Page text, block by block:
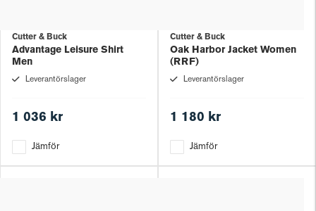
Cutter & Buck
Advantage Leisure Shirt
Men
Leverantörslager
1 036 kr
Jämför
Cutter & Buck
Oak Harbor Jacket Women
(RRF)
Leverantörslager
1 180 kr
Jämför